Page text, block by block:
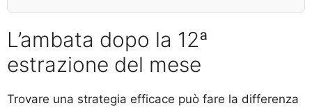
L’ambata dopo la 12ª
estrazione del mese
Trovare una strategia efficace può fare la differenza